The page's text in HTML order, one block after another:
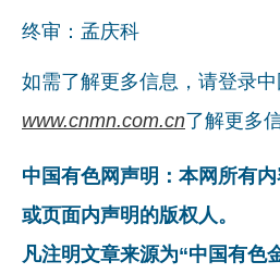
终审：孟庆科
如需了解更多信息，请登录中
www.cnmn.com.cn了解更多信
中国有色网声明：本网所有
或页面内声明的版权人。
凡注明文章来源为“中国有色